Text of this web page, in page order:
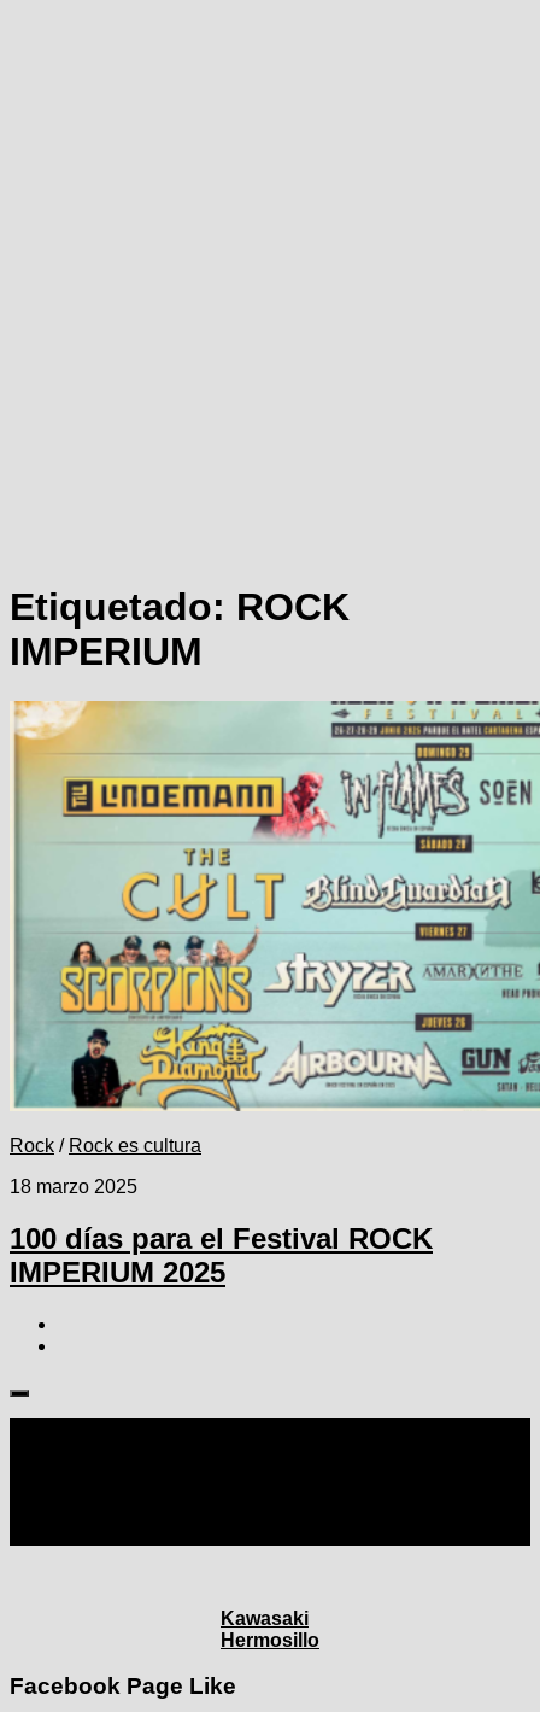
Etiquetado: ROCK
IMPERIUM
Rock / Rock es cultura
18 marzo 2025
100 días para el Festival ROCK
IMPERIUM 2025
Kawasaki
Hermosillo
Facebook Page Like